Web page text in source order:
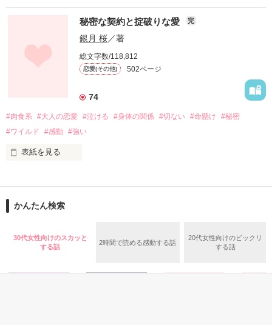
…きっと落ちない女はいない。
もちろん恋愛対象外で、
その優しい手の暖かさを
「めんどくさい男に捕まったって
思ったか？
でも残念だったな。
今になって再会するとは思わなかった
忘れていた記憶が甦る
あの時のこと、なかったことにはしねぇから」
＊＊＊＊＊＊＊＊＊＊
秘密な契約と掟破りな愛 完
銀月 桜／著
総文字数/118,812
恋愛(その他) 502ページ
74
#肉食系 #大人の恋愛 #泣ける #身体の関係 #切ない #命懸け
#秘密
#ワイルド
#感動 #強い
表紙を見る
男女の関係なんて
身体でしか繋がっていない
深入りしない関係が一番だと
かんたん検索
30代女性向けのスカッと
する話
2時間で読める感動する話
20代女性向けのビックリ
する話